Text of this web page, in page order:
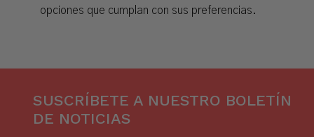
opciones que cumplan con sus preferencias.
SUSCRÍBETE A NUESTRO BOLETÍN
DE NOTICIAS